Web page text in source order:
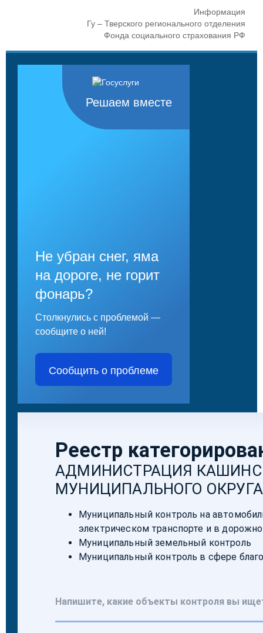
Информация
Гу – Тверского регионального отделения
Фонда социального страхования РФ
Решаем вместе
Не убран снег, яма
на дороге, не горит
фонарь?
Столкнулись с проблемой —
сообщите о ней!
Сообщить о проблеме